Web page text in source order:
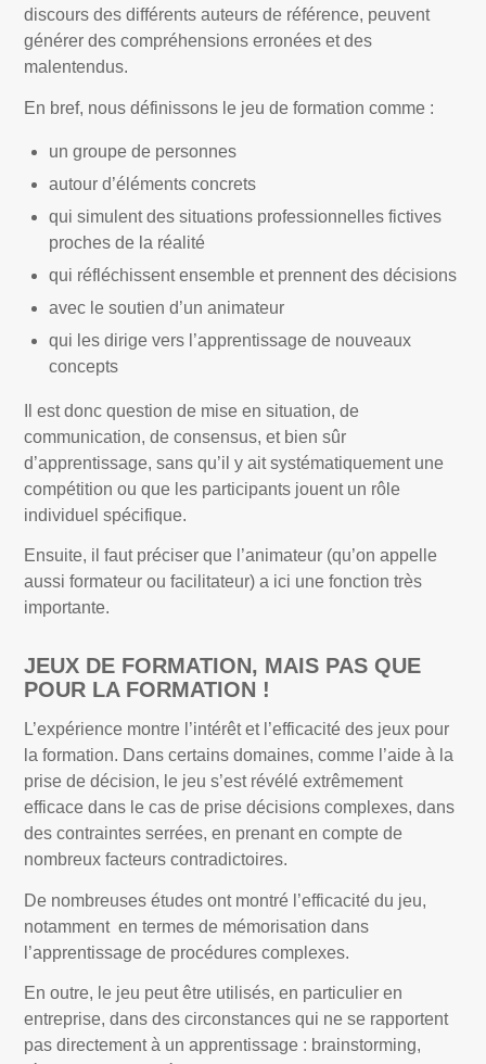
discours des différents auteurs de référence, peuvent
générer des compréhensions erronées et des
malentendus.
En bref, nous définissons le jeu de formation comme :
un groupe de personnes
autour d’éléments concrets
qui simulent des situations professionnelles fictives
proches de la réalité
qui réfléchissent ensemble et prennent des décisions
avec le soutien d’un animateur
qui les dirige vers l’apprentissage de nouveaux
concepts
Il est donc question de mise en situation, de
communication, de consensus, et bien sûr
d’apprentissage, sans qu’il y ait systématiquement une
compétition ou que les participants jouent un rôle
individuel spécifique.
Ensuite, il faut préciser que l’animateur (qu’on appelle
aussi formateur ou facilitateur) a ici une fonction très
importante.
JEUX DE FORMATION, MAIS PAS QUE
POUR LA FORMATION !
L’expérience montre l’intérêt et l’efficacité des jeux pour
la formation. Dans certains domaines, comme l’aide à la
prise de décision, le jeu s’est révélé extrêmement
efficace dans le cas de prise décisions complexes, dans
des contraintes serrées, en prenant en compte de
nombreux facteurs contradictoires.
De nombreuses études ont montré l’efficacité du jeu,
notamment en termes de mémorisation dans
l’apprentissage de procédures complexes.
En outre, le jeu peut être utilisés, en particulier en
entreprise, dans des circonstances qui ne se rapportent
pas directement à un apprentissage : brainstorming,